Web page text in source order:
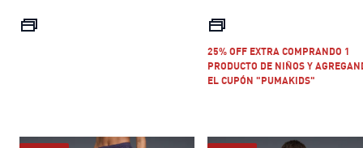
25% OFF EXTRA COMPRANDO 1
PRODUCTO DE NIÑOS Y
EL CUPÓN "PUMAKIDS"